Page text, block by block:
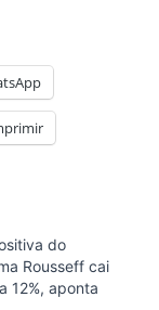
do
Rousseff cai
12%, aponta